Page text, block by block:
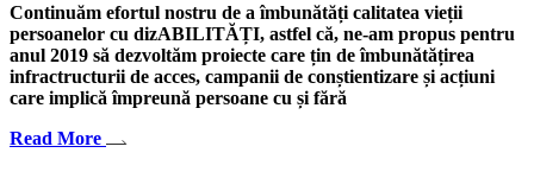
Continuăm efortul nostru de a îmbunătăți calitatea vieții
persoanelor cu dizABILITĂȚI, astfel că, ne-am propus pentru
anul 2019 să dezvoltăm proiecte care țin de îmbunătățirea
infractructurii de acces, campanii de conștientizare și acțiuni
care implică împreună persoane cu și fără
Read More